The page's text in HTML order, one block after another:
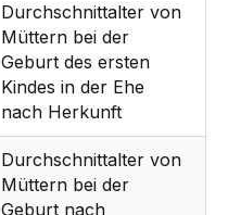
Durchschnittalter von
Müttern bei der
Geburt des ersten
Kindes in der Ehe
nach Herkunft
Durchschnittalter von
Müttern bei der
Geburt nach